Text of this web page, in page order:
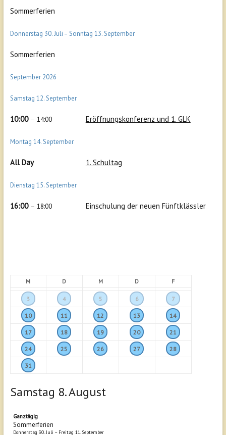
Sommerferien
Donnerstag 30.Juli – Sonntag 13.September
Sommerferien
September 2026
Samstag 12.September
10:00 – 14:00 Eröffnungskonferenz und 1. GLK
Montag 14.September
All Day 1. Schultag
Dienstag 15.September
16:00 – 18:00 Einschulung der neuen Fünftklässler
M D M D F
3 4 5 6 7
10 11 12 13 14
17 18 19 20 21
24 25 26 27 28
31
Samstag 8.August
Ganztägig
Sommerferien
Donnerstag 30. Juli – Freitag 11. September